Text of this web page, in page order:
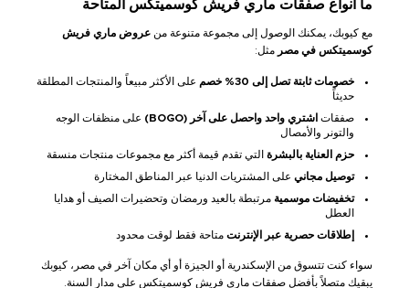
ما أنواع صفقات ماري فريش كوسميتكس المتاحة
مع كيوبك، يمكنك الوصول إلى مجموعة متنوعة من عروض ماري فريش
كوسميتكس في مصر مثل:
خصومات ثابتة تصل إلى 30% خصم
على الأكثر مبيعاً والمنتجات المطلقة
حديثاً
صفقات اشتري واحد واحصل على آخر (BOGO)
على منظفات الوجه
والتونر والأمصال
حزم العناية بالبشرة التي تقدم قيمة أكثر مع مجموعات منتجات منسقة
توصيل مجاني على المشتريات الدنيا عبر المناطق المختارة
تخفيضات موسمية مرتبطة بالعيد ورمضان وتحضيرات الصيف أو هدايا
العطل
إطلاقات حصرية عبر الإنترنت متاحة فقط لوقت محدود
سواء كنت تتسوق من الإسكندرية أو الجيزة أو أي مكان آخر في مصر، كيوبك
يبقيك متصلاً بأفضل صفقات ماري فريش كوسميتكس على مدار السنة.